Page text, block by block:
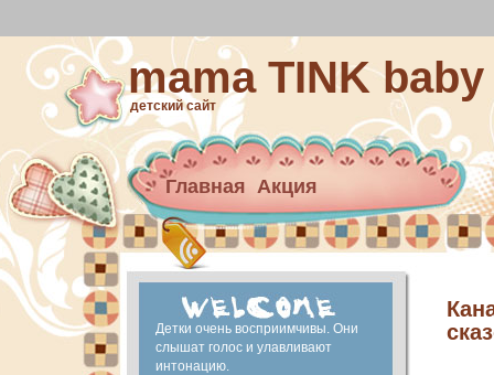
mama TINK baby
детский сайт
Главная Акция
Архив новостей
материнский капитал
Ранее развитие
Детки очень восприимчивы. Они
слышат голос и улавливают
интонацию.